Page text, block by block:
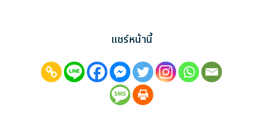
แชร์หน้านี้